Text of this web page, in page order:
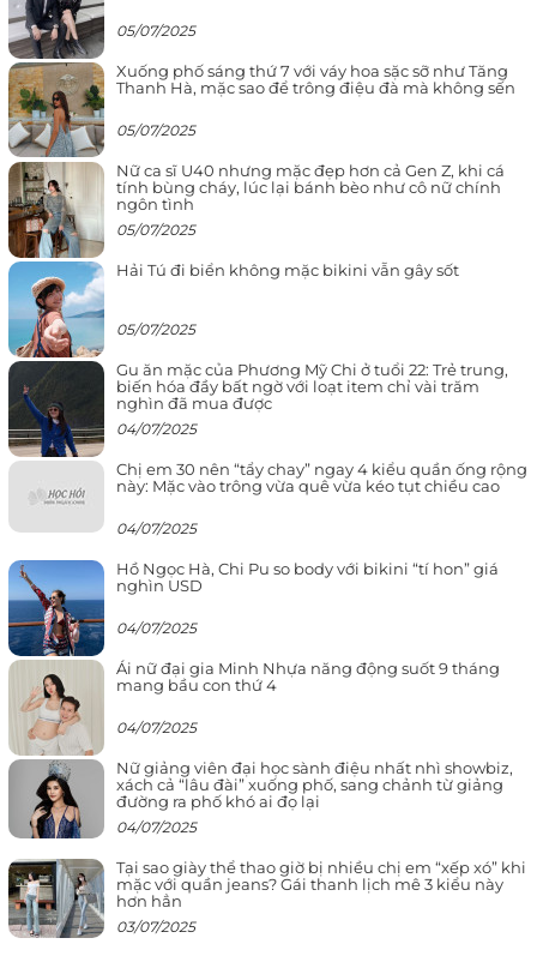
05/07/2025
Xuống phố sáng thứ 7 với váy hoa sặc sỡ như Tăng
Thanh Hà, mặc sao để trông điệu đà mà không sến
05/07/2025
Nữ ca sĩ U40 nhưng mặc đẹp hơn cả Gen Z, khi cá
tính bùng cháy, lúc lại bánh bèo như cô nữ chính
ngôn tình
05/07/2025
Hải Tú đi biển không mặc bikini vẫn gây sốt
05/07/2025
Gu ăn mặc của Phương Mỹ Chi ở tuổi 22: Trẻ trung,
biến hóa đầy bất ngờ với loạt item chỉ vài trăm
nghìn đã mua được
04/07/2025
Chị em 30 nên “tẩy chay” ngay 4 kiểu quần ống rộng
này: Mặc vào trông vừa quê vừa kéo tụt chiều cao
04/07/2025
Hồ Ngọc Hà, Chi Pu so body với bikini “tí hon” giá
nghìn USD
04/07/2025
Ái nữ đại gia Minh Nhựa năng động suốt 9 tháng
mang bầu con thứ 4
04/07/2025
Nữ giảng viên đại học sành điệu nhất nhì showbiz,
xách cả “lâu đài” xuống phố, sang chảnh từ giảng
đường ra phố khó ai đọ lại
04/07/2025
Tại sao giày thể thao giờ bị nhiều chị em “xếp xó” khi
mặc với quần jeans? Gái thanh lịch mê 3 kiểu này
hơn hẳn
03/07/2025